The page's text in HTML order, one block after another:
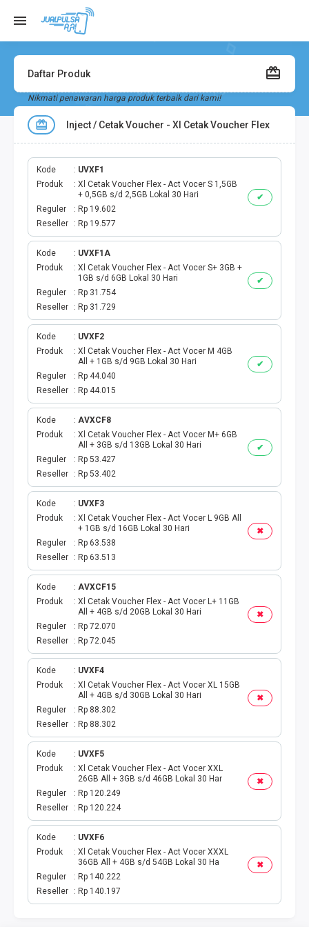
Daftar Produk
Nikmati penawaran harga produk terbaik dari kami!
Inject / Cetak Voucher - Xl Cetak Voucher Flex
✔
Kode
UVXF1
Produk
Xl Cetak Voucher Flex - Act Vocer S 1,5GB
+ 0,5GB s/d 2,5GB Lokal 30 Hari
Reguler
Rp 19.602
Reseller
Rp 19.577
✔
Kode
UVXF1A
Produk
Xl Cetak Voucher Flex - Act Vocer S+ 3GB +
1GB s/d 6GB Lokal 30 Hari
Reguler
Rp 31.754
Reseller
Rp 31.729
✔
Kode
UVXF2
Produk
Xl Cetak Voucher Flex - Act Vocer M 4GB
All + 1GB s/d 9GB Lokal 30 Hari
Reguler
Rp 44.040
Reseller
Rp 44.015
✔
Kode
AVXCF8
Produk
Xl Cetak Voucher Flex - Act Vocer M+ 6GB
All + 3GB s/d 13GB Lokal 30 Hari
Reguler
Rp 53.427
Reseller
Rp 53.402
✖
Kode
UVXF3
Produk
Xl Cetak Voucher Flex - Act Vocer L 9GB All
+ 1GB s/d 16GB Lokal 30 Hari
Reguler
Rp 63.538
Reseller
Rp 63.513
✖
Kode
AVXCF15
Produk
Xl Cetak Voucher Flex - Act Vocer L+ 11GB
All + 4GB s/d 20GB Lokal 30 Hari
Reguler
Rp 72.070
Reseller
Rp 72.045
✖
Kode
UVXF4
Produk
Xl Cetak Voucher Flex - Act Vocer XL 15GB
All + 4GB s/d 30GB Lokal 30 Hari
Reguler
Rp 88.302
Reseller
Rp 88.302
✖
Kode
UVXF5
Produk
Xl Cetak Voucher Flex - Act Vocer XXL
26GB All + 3GB s/d 46GB Lokal 30 Har
Reguler
Rp 120.249
Reseller
Rp 120.224
✖
Kode
UVXF6
Produk
Xl Cetak Voucher Flex - Act Vocer XXXL
36GB All + 4GB s/d 54GB Lokal 30 Ha
Reguler
Rp 140.222
Reseller
Rp 140.197